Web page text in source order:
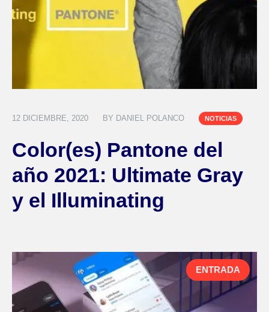
12 DICIEMBRE, 2020 BY DANIEL POLANCO NOTICIAS
Color(es) Pantone del
año 2021: Ultimate Gray
y el Illuminating
ENTRADA